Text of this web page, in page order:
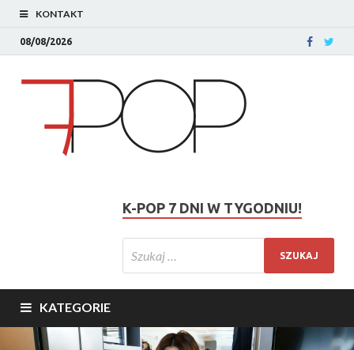
KONTAKT
08/08/2026
K-POP 7 DNI W TYGODNIU!
KATEGORIE